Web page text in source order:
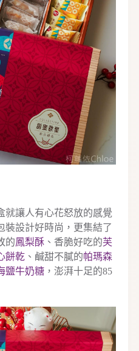
就讓人有心花怒放的感覺
裝設計好時尚，更集結了
的鳳梨酥 、香脆好吃的芙
餅乾 、鹹甜不膩的帕瑪森
鹽牛奶糖 ，澎湃十足的85